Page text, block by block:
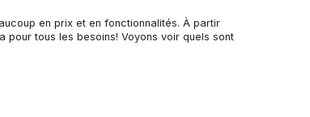
en prix et en fonctionnalités. À partir
pour tous les besoins! Voyons voir quels sont